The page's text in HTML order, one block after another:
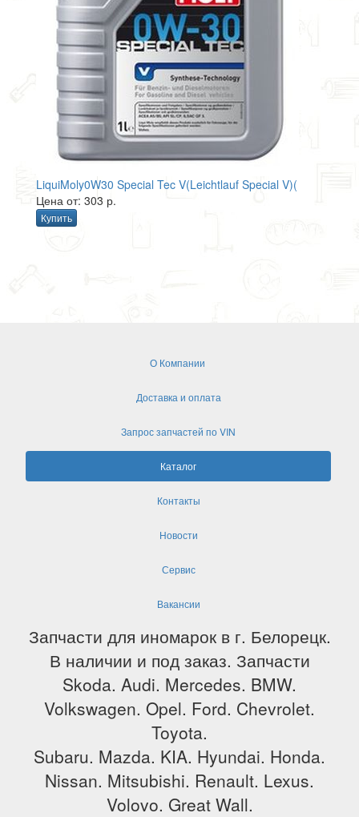
LiquiMoly0W30 Special Tec V(Leichtlauf Special V)(
Цена от: 303 р.
Купить
О Компании
Доставка и оплата
Запрос запчастей по VIN
Каталог
Контакты
Новости
Сервис
Вакансии
Запчасти для иномарок в г. Белорецк.
В наличии и под заказ. Запчасти
Skoda. Audi. Mercedes. BMW.
Volkswagen. Opel. Ford. Chevrolet.
Toyota.
Subaru. Mazda. KIA. Hyundai. Honda.
Nissan. Mitsubishi. Renault. Lexus.
Volovo. Great Wall.